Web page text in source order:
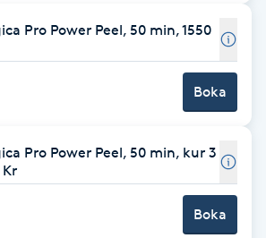
Pro Power Peel, 50 min, 1550
Boka
Pro Power Peel, 50 min, kur 3
Boka